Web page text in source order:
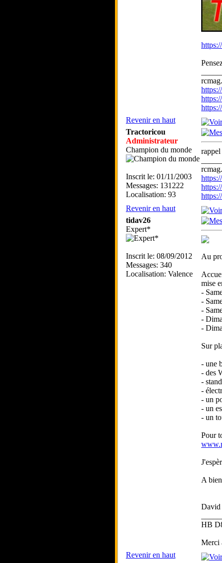
Revenir en haut
Tractoricou
Administrateur
Champion du monde
Inscrit le: 01/11/2003
Messages: 131222
Localisation: 93
rappel
Revenir en haut
tidav26
Expert*
Inscrit le: 08/09/2012
Messages: 340
Localisation: Valence
Au
mise
-
-
-
-
-
Sur
- une
- des
-
-
- un
- un
- un
Pour
A
David
HB
Merci
Revenir en haut